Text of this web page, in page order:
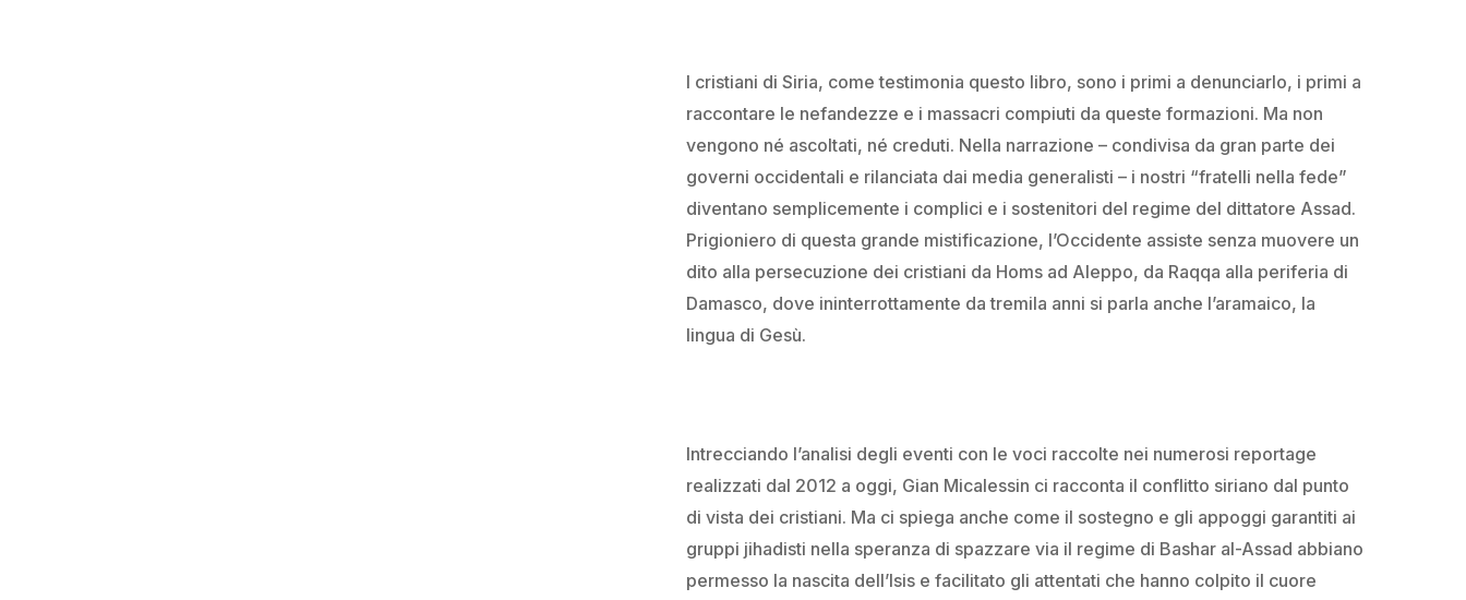
I cristiani di Siria, come testimonia questo libro, sono i primi a denunciarlo, i primi a
raccontare le nefandezze e i massacri compiuti da queste formazioni. Ma non
vengono né ascoltati, né creduti. Nella narrazione – condivisa da gran parte dei
governi occidentali e rilanciata dai media generalisti – i nostri “fratelli nella fede”
diventano semplicemente i complici e i sostenitori del regime del dittatore Assad.
Prigioniero di questa grande mistificazione, l’Occidente assiste senza muovere un
dito alla persecuzione dei cristiani da Homs ad Aleppo, da Raqqa alla periferia di
Damasco, dove ininterrottamente da tremila anni si parla anche l’aramaico, la
lingua di Gesù.
Intrecciando l’analisi degli eventi con le voci raccolte nei numerosi reportage
realizzati dal 2012 a oggi, Gian Micalessin ci racconta il conflitto siriano dal punto
di vista dei cristiani. Ma ci spiega anche come il sostegno e gli appoggi garantiti ai
gruppi jihadisti nella speranza di spazzare via il regime di Bashar al-Assad abbiano
permesso la nascita dell’Isis e facilitato gli attentati che hanno colpito il cuore